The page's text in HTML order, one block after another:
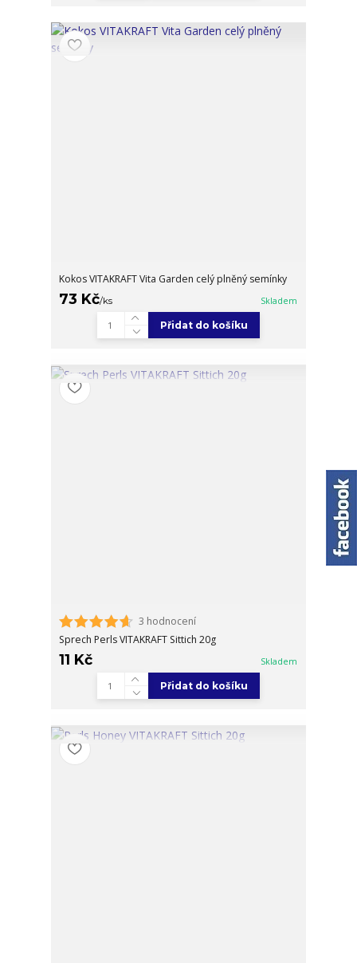
Kokos VITAKRAFT Vita Garden celý plněný semínky
73 Kč/ks Skladem
Přidat do košíku
3 hodnocení
Sprech Perls VITAKRAFT Sittich 20g
11 Kč Skladem
Přidat do košíku